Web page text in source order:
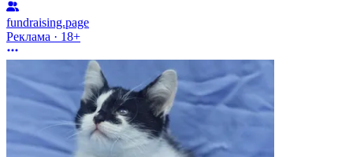
fundraising.page
Реклама · 18+